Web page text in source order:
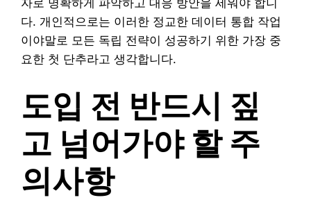
자로 명확하게 파악하고 대응 방안을 세워야 합니
다. 개인적으로는 이러한 정교한 데이터 통합 작업
이야말로 모든 독립 전략이 성공하기 위한 가장 중
요한 첫 단추라고 생각합니다.
도입 전 반드시 짚
고 넘어가야 할 주
의사항